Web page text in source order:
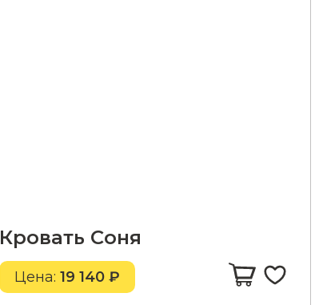
Кровать Соня
Цена: 19 140 ₽